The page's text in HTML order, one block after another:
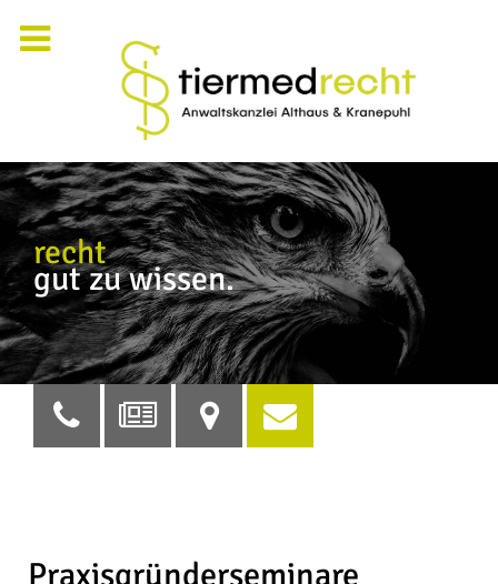
recht
gut zu wissen.
Praxisgründerseminare